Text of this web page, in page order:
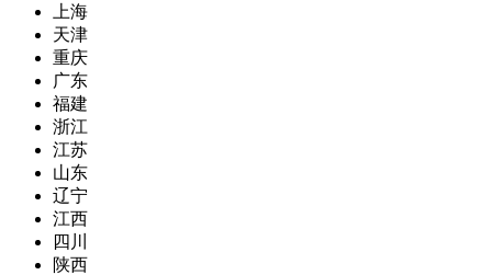
上海
天津
重庆
广东
福建
浙江
江苏
山东
辽宁
江西
四川
陕西